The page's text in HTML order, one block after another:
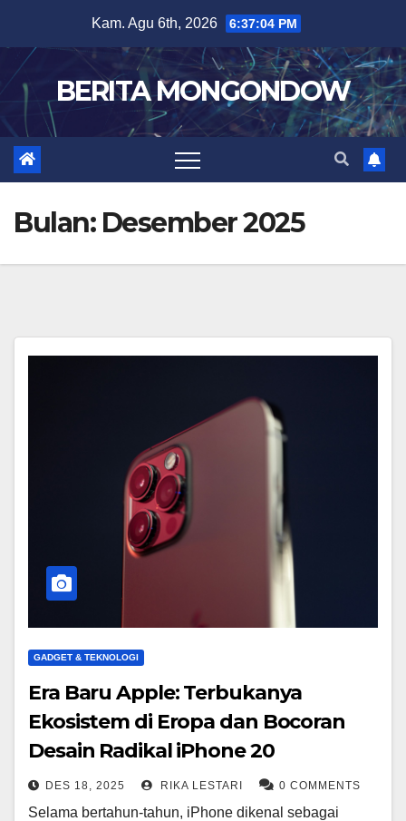
content
Kam. Agu 6th, 2026 6:37:05 PM
BERITA MONGONDOW
Bulan: Desember 2025
GADGET & TEKNOLOGI
Era Baru Apple: Terbukanya
Ekosistem di Eropa dan Bocoran
Desain Radikal iPhone 20
DES 18, 2025 RIKA LESTARI 0 COMMENTS
Selama bertahun-tahun, iPhone dikenal sebagai